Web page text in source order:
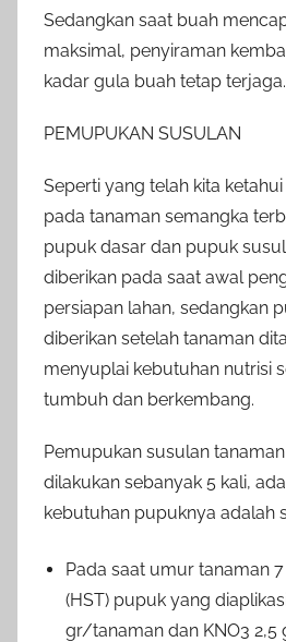
Sedangkan saat buah
maksimal, penyiraman
kadar gula buah tetap terjaga.
PEMUPUKAN SUSULAN
Seperti yang telah kita
pada tanaman semangka
pupuk dasar dan pupuk
diberikan pada saat awal
persiapan lahan, sedangkan
diberikan setelah tanaman
menyuplai kebutuhan nutrisi
tumbuh dan berkembang.
Pemupukan susulan
dilakukan sebanyak 5 kali,
kebutuhan pupuknya adalah
Pada saat umur tanaman
(HST) pupuk yang
gr/tanaman dan KNO3 2,5